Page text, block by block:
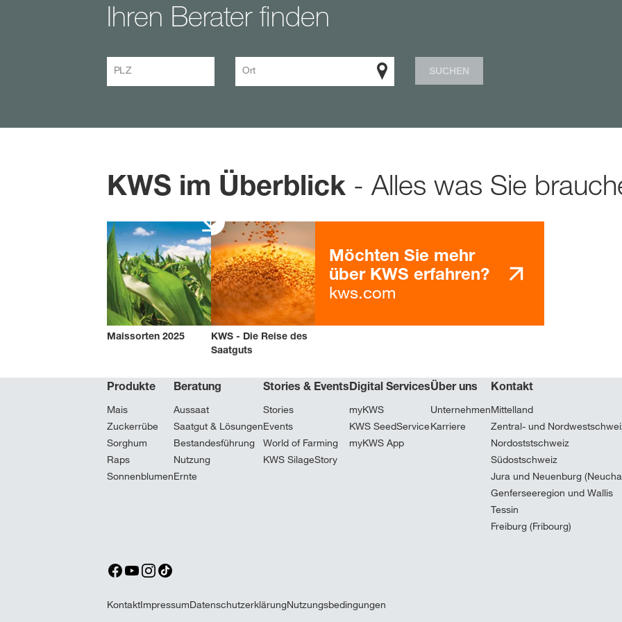
Ihren Berater finden
PLZ Ort SUCHEN
KWS im Überblick - Alles was Sie
Maissorten 2025
KWS - Die Reise des
Saatguts
Möchten Sie mehr
über KWS erfahren?
kws.com
Produkte
Mais
Zuckerrübe
Sorghum
Raps
Sonnenblumen
Beratung
Aussaat
Saatgut & Lösungen
Bestandesführung
Nutzung
Ernte
Stories & Events
Stories
Events
World of Farming
KWS SilageStory
Digital Services
myKWS
KWS SeedService
myKWS App
Über uns
Unternehmen
Karriere
Kontakt
Mittelland
Zentral- und
Nordoststschweiz
Südostschweiz
Jura und Neuenburg
Genferseeregion und Wallis
Tessin
Freiburg (Fribourg)
KontaktImpressumDatenschutzerklärungNutzungsbedingungen